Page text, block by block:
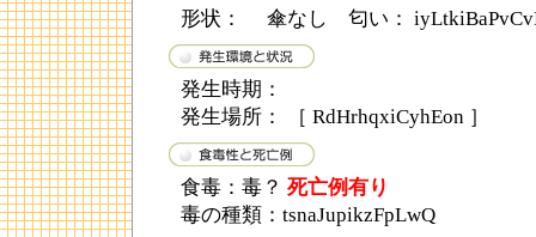
形状： 傘なし 匂い：
発生時期：
発生場所： ［ RdHrhqxiCyhEon ］
食毒：毒？ 死亡例有り
毒の種類：tsnaJupikzFpLwQ